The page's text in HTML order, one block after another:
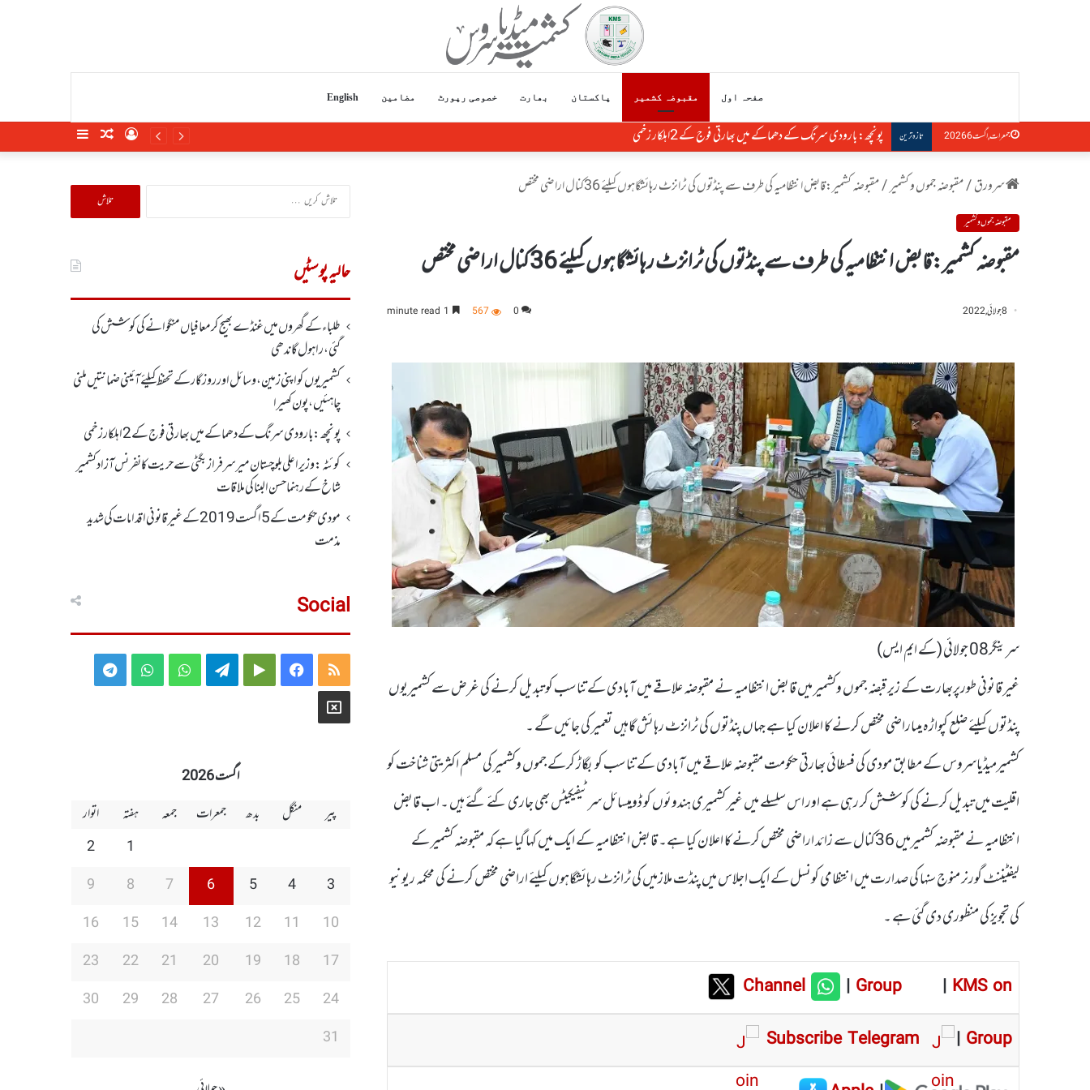
صفحہ اول مقبوضہ کشمیر پاکستان بھارت خصوصی رپورٹ مضامین English
جمعرات, اگست 6 2026 تازہ ترین پونچھ: بارودی سرنگ کے دھماکے میں بھارتی فوج کے 2اہلکار زخمی SidebarRandomLog
سرورق/مقبوضہ جموں و کشمیر/مقبوضہ کشمیر:قابض انتظامیہ کی طرف سے پنڈتوں کی ٹرانزٹ رہائشگاہوں کیلئے 36کنال اراضی مختص
مقبوضہ جموں و کشمیر
مقبوضہ کشمیر:قابض انتظامیہ کی طرف سے پنڈتوں کی ٹرانزٹ رہائشگاہوں کیلئے 36کنال اراضی مختص
8 جولائی, 2022 0
567
سرینگر08 جولائی (کے ایم ایس)
غیر قانونی طورپربھارت کے زیر قبضہ جموں وکشمیر میں قابض انتظامیہ نے مقبوضہ علاقے میں آبادی کے تناسب کو تبدیل کرنے کی غرض سے کشمیریوں
پنڈتوں کیلئے ضلع کپواڑہ میںاراضی مختص کرنے کا اعلان کیا ہے جہاں پنڈتوں کی ٹرانزٹ رہائش گاہیں تعمیر کی جائیں گے ۔
کشمیرمیڈیاسروس کے مطابق مودی کی فسطائی بھارتی حکومت مقبوضہ علاقے میں آبادی کے تناسب کو بگاڑ کرکے جموں وکشمیر کی مسلم اکثریتی شناخت کو
اقلیت میں تبدیل کرنے کی کوشش کر رہی ہے اور اس سلسلے میں غیر کشمیری ہندوئوں کو ڈومیسائل سرٹیفیکیٹس بھی جاری کئے گئے ہیں ۔ اب قابض
انتظامیہ نے مقبوضہ کشمیرمیں 36کنال سے زائد اراضی مختص کرنے کا اعلان کیا ہے۔ قابض انتظامیہ کے ایک میں کہا گیا ہے کہ مقبوضہ کشمیر کے
لیفٹیننٹ گورنر منوج سنہا کی صدارت میں انتظامی کونسل کے ایک اجلاس میں پنڈت ملازمیں کی ٹرانزٹ رہائشگاہوں کیلئے اراضی مختص کرنے کی محکمہ ریونیو
کی تجویز کی منظوری دی گئی ہے ۔
Channel |Group | KMS on
Subscribe Telegram
| Group
تلاش
کریں
حالیہ پوسٹیں
طلباء کے گھروں میں غنڈے بھیج کر معافیاں منگوانے کی کوشش کی
گئی،راہول گاندھی
کشمیریوں کو اپنی زمین، وسائل اور روزگار کے تحفظ کیلئے آئینی ضمانتیں ملنی
چاہئیں، پون کھیرا
پونچھ: بارودی سرنگ کے دھماکے میں بھارتی فوج کے 2اہلکار زخمی
کوئٹہ : وزیر اعلی بلوچستان میر سرفراز بگٹی سے حریت کانفرنس آزاد کشمیر
شاخ کے رہنما حسن البنا کی ملاقات
مودی حکومت کے 5اگست2019کے غیر قانونی اقدامات کی شدید
مذمت
Social
RSS
Facebook
Google
Telegram
WhatsApp
WhatsApp
Telegram
X
اگست 2026
پیر
منگل بدھ جمعرات جمعہ ہفتہ
اتوار
1
2
3
4
5
6
7
8
9
10
11
12
13
14
15
16
17
18
19
20
21
22
23
24
25
26
27
28
29
30
31